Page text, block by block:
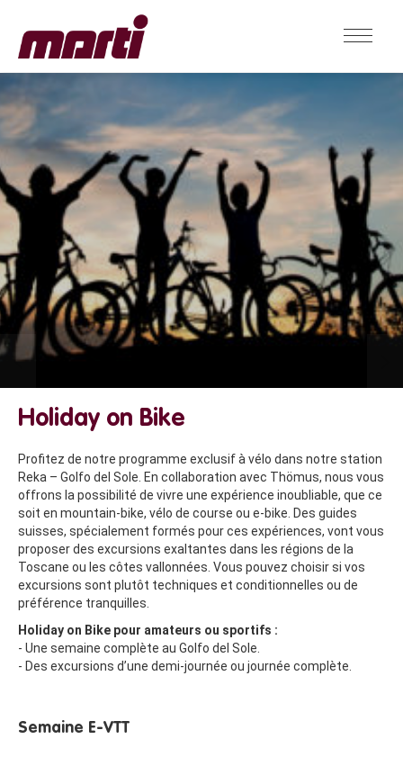
Holiday on Bike
Profitez de notre programme exclusif à vélo dans notre station
Reka – Golfo del Sole. En collaboration avec Thömus, nous vous
offrons la possibilité de vivre une expérience inoubliable, que ce
soit en mountain-bike, vélo de course ou e-bike. Des guides
suisses, spécialement formés pour ces expériences, vont vous
proposer des excursions exaltantes dans les régions de la
Toscane ou les côtes vallonnées. Vous pouvez choisir si vos
excursions sont plutôt techniques et conditionnelles ou de
préférence tranquilles.
Holiday on Bike pour amateurs ou sportifs :
- Une semaine complète au Golfo del Sole.
- Des excursions d’une demi-journée ou journée complète.
Semaine E-VTT